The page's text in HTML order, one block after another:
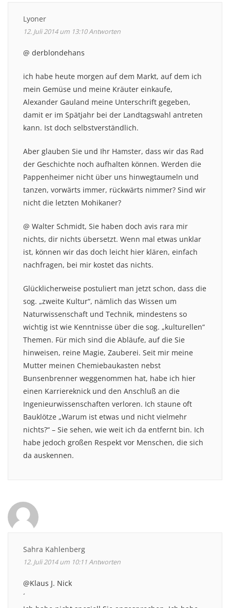
Lyoner
12. Juli 2014 um 13:10Antworten
@ derblondehans
ich habe heute morgen auf dem Markt, auf dem ich
mein Gemüse und meine Kräuter einkaufe,
Alexander Gauland meine Unterschrift gegeben,
damit er im Spätjahr bei der Landtagswahl antreten
kann. Ist doch selbstverständlich.
Aber glauben Sie und Ihr Hamster, dass wir das Rad
der Geschichte noch aufhalten können. Werden die
Pappenheimer nicht über uns hinwegtaumeln und
tanzen, vorwärts immer, rückwärts nimmer? Sind wir
nicht die letzten Mohikaner?
@ Walter Schmidt, Sie haben doch avis rara mir
nichts, dir nichts übersetzt. Wenn mal etwas unklar
ist, können wir das doch leicht hier klären, einfach
nachfragen, bei mir kostet das nichts.
Glücklicherweise postuliert man jetzt schon, dass die
sog. „zweite Kultur“, nämlich das Wissen um
Naturwissenschaft und Technik, mindestens so
wichtig ist wie Kenntnisse über die sog. „kulturellen“
Themen. Für mich sind die Abläufe, auf die Sie
hinweisen, reine Magie, Zauberei. Seit mir meine
Mutter meinen Chemiebaukasten nebst
Bunsenbrenner weggenommen hat, habe ich hier
einen Karriereknick und den Anschluß an die
Ingenieurwissenschaften verloren. Ich staune oft
Bauklötze „Warum ist etwas und nicht vielmehr
nichts?“ – Sie sehen, wie weit ich da entfernt bin. Ich
habe jedoch großen Respekt vor Menschen, die sich
da auskennen.
Sahra Kahlenberg
12. Juli 2014 um 10:11Antworten
@Klaus J. Nick
´